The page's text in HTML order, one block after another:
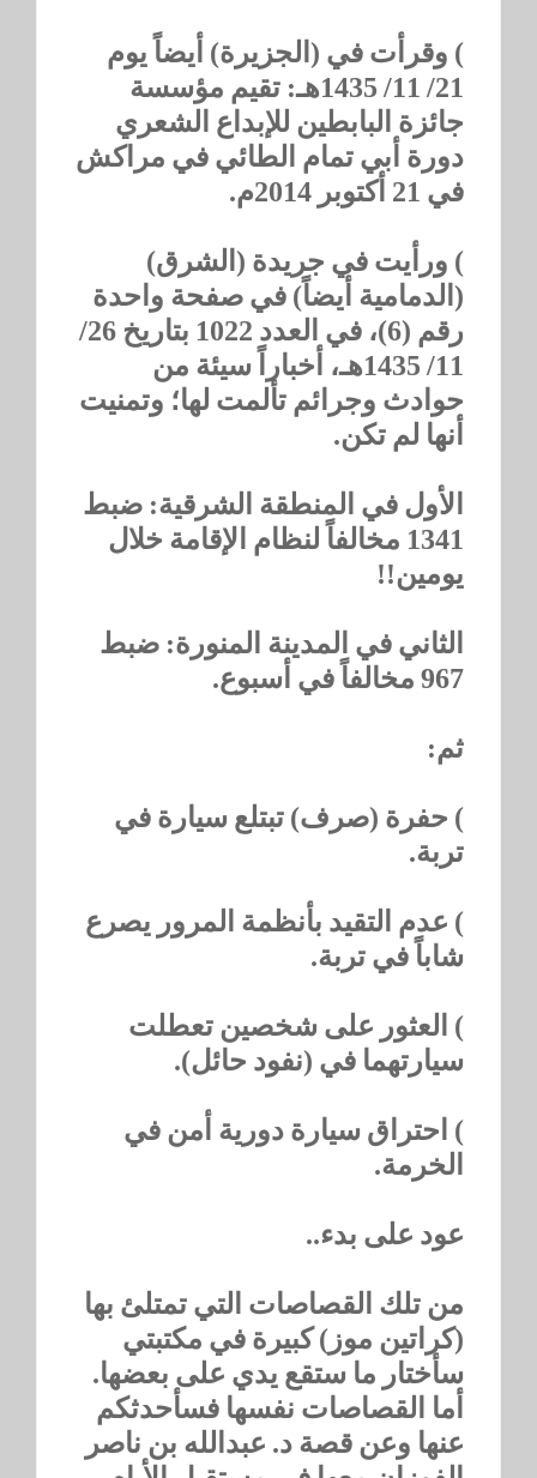
) وقرأت في (الجزيرة) أيضاً يوم
21/ 11/ 1435هـ: تقيم مؤسسة
جائزة البابطين للإبداع الشعري
دورة أبي تمام الطائي في مراكش
في 21 أكتوبر 2014م.
) ورأيت في جريدة (الشرق)
(الدمامية أيضاً) في صفحة واحدة
رقم (6)، في العدد 1022 بتاريخ 26/
11/ 1435هـ، أخباراً سيئة من
حوادث وجرائم تألمت لها؛ وتمنيت
أنها لم تكن.
الأول في المنطقة الشرقية: ضبط
1341 مخالفاً لنظام الإقامة خلال
يومين!!
الثاني في المدينة المنورة: ضبط
967 مخالفاً في أسبوع.
ثم:
) حفرة (صرف) تبتلع سيارة في
تربة.
) عدم التقيد بأنظمة المرور يصرع
شاباً في تربة.
) العثور على شخصين تعطلت
سيارتهما في (نفود حائل).
) احتراق سيارة دورية أمن في
الخرمة.
عود على بدء..
من تلك القصاصات التي تمتلئ بها
(كراتين موز) كبيرة في مكتبتي
سأختار ما ستقع يدي على بعضها.
أما القصاصات نفسها فسأحدثكم
عنها وعن قصة د. عبدالله بن ناصر